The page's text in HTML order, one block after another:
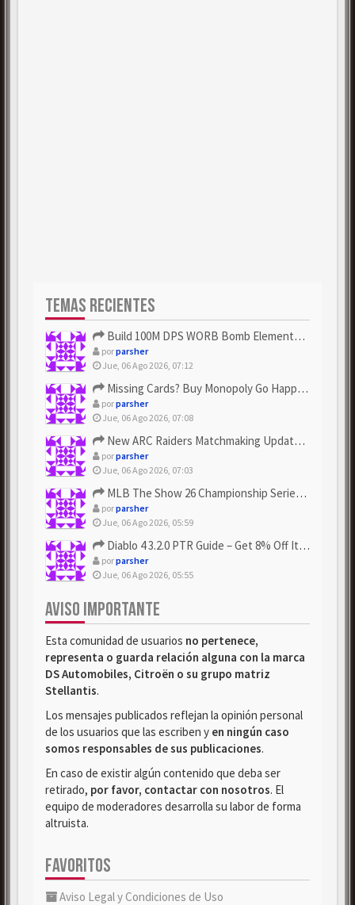
TEMAS RECIENTES
Build 100M DPS WORB Bomb Elementalist Fast - Grab POE Curren...
porparsher
Jue, 06 Ago 2026, 07:12
Missing Cards? Buy Monopoly Go Happy Harvest with Looney Tun...
porparsher
Jue, 06 Ago 2026, 07:08
New ARC Raiders Matchmaking Update: Stop Failed - Grab Bluep...
porparsher
Jue, 06 Ago 2026, 07:03
MLB The Show 26 Championship Series Update! Get Cheap & ...
porparsher
Jue, 06 Ago 2026, 05:59
Diablo 4 3.2.0 PTR Guide – Get 8% Off Items Quickly to Test ...
porparsher
Jue, 06 Ago 2026, 05:55
AVISO IMPORTANTE
Esta comunidad de usuarios no pertenece,
representa o guarda relación alguna con la marca
DS Automobiles, Citroën o su grupo matriz
Stellantis.
Los mensajes publicados reflejan la opinión personal
de los usuarios que las escriben y en ningún caso
somos responsables de sus publicaciones.
En caso de existir algún contenido que deba ser
retirado, por favor, contactar con nosotros. El
equipo de moderadores desarrolla su labor de forma
altruista.
FAVORITOS
Aviso Legal y Condiciones de Uso